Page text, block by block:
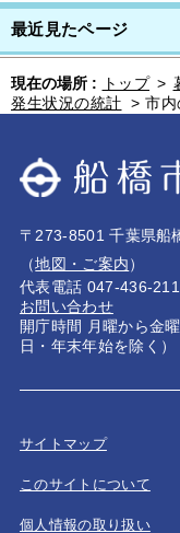
最近見たページ
現在の場所 : トップ >
発生状況の統計 > 市内
〒273-8501 千葉県船
（地図・ご案内）
代表電話 047-436-
お問い合わせ
開庁時間 月曜から金
日・年末年始を除く）
サイトマップ
このサイトについて
個人情報の取り扱い